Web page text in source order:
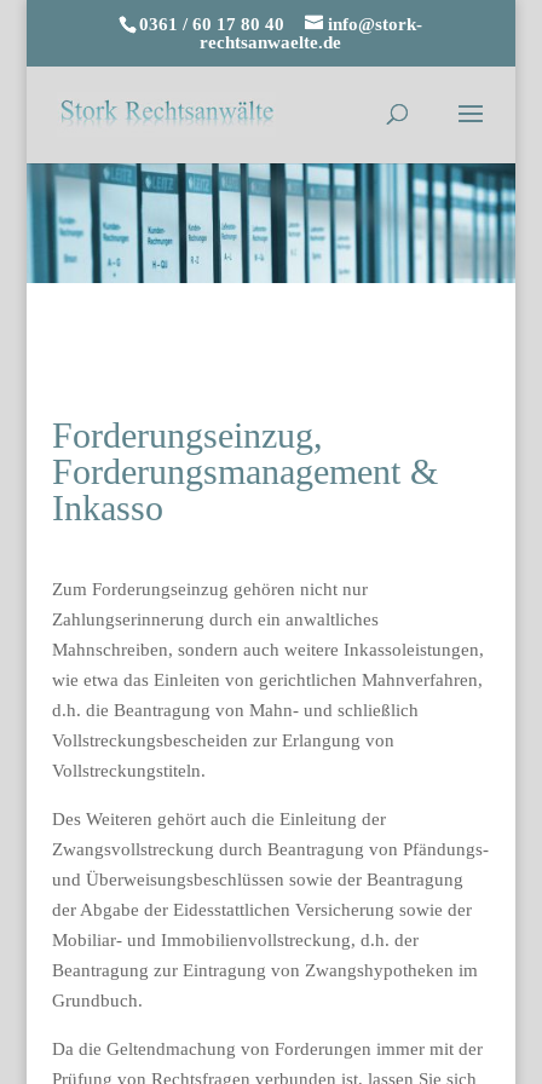
0361 / 60 17 80 40
info@stork-
rechtsanwaelte.de
Forderungseinzug,
Forderungsmanagement &
Inkasso
Zum Forderungseinzug gehören nicht nur
Zahlungserinnerung durch ein anwaltliches
Mahnschreiben, sondern auch weitere Inkassoleistungen,
wie etwa das Einleiten von gerichtlichen Mahnverfahren,
d.h. die Beantragung von Mahn- und schließlich
Vollstreckungsbescheiden zur Erlangung von
Vollstreckungstiteln.
Des Weiteren gehört auch die Einleitung der
Zwangsvollstreckung durch Beantragung von Pfändungs-
und Überweisungsbeschlüssen sowie der Beantragung
der Abgabe der Eidesstattlichen Versicherung sowie der
Mobiliar- und Immobilienvollstreckung, d.h. der
Beantragung zur Eintragung von Zwangshypotheken im
Grundbuch.
Da die Geltendmachung von Forderungen immer mit der
Prüfung von Rechtsfragen verbunden ist, lassen Sie sich